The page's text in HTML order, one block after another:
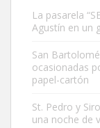
Busco adopción
La pasarela
Agustín en un
San
ocasionadas
papel-cartón
St. Pedro y
una noche de